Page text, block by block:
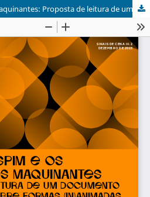
Crispim e os engenhos maquinantes: Proposta de leitura de um documento setecentista sobre formas (in)animadas